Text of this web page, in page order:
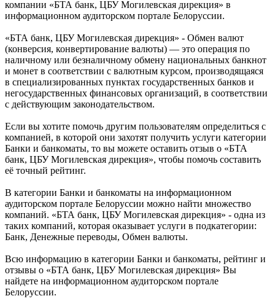
компании «БТА банк, ЦБУ Могилевская дирекция» в
информационном аудиторском портале Белоруссии.
«БТА банк, ЦБУ Могилевская дирекция» - Обмен валют
(конверсия, конвертирование валюты) — это операция по
наличному или безналичному обмену национальных банкнот
и монет в соответствии с валютным курсом, производящаяся
в специализированных пунктах государственных банков и
негосударственных финансовых организаций, в соответствии
с действующим законодательством.
Если вы хотите помочь другим пользователям определиться с
компанией, в которой они захотят получить услуги категории
Банки и банкоматы, то вы можете оставить отзыв о «БТА
банк, ЦБУ Могилевская дирекция», чтобы помочь составить
её точный рейтинг.
В категории Банки и банкоматы на информационном
аудиторском портале Белоруссии можно найти множество
компаний. «БТА банк, ЦБУ Могилевская дирекция» - одна из
таких компаний, которая оказывает услуги в подкатегории:
Банк, Денежные переводы, Обмен валюты.
Всю информацию в категории Банки и банкоматы, рейтинг и
отзывы о «БТА банк, ЦБУ Могилевская дирекция» Вы
найдете на информационном аудиторском портале
Белоруссии.